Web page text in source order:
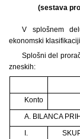
(sestava
V splošnem
ekonomski
Splošni del
zneskih:
Konto
A. BILANCA
I.